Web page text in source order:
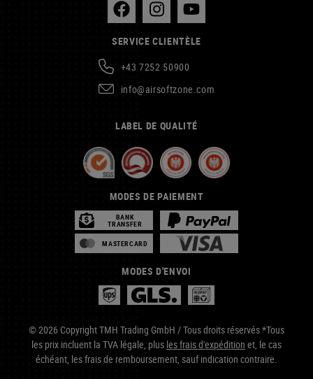
SERVICE CLIENTÈLE
+43 7252 50900
info@airsoftzone.com
LABEL DE QUALITÉ
MODES DE PAIEMENT
BANK
TRANSFER
MASTERCARD
MODES D'ENVOI
© 2026 Copyright TMH Trading GmbH / Tous droits réservés *Tous
les prix incluent la TVA légale, plus les frais d'expédition et, le cas
échéant, les frais de remboursement, sauf indication contraire.